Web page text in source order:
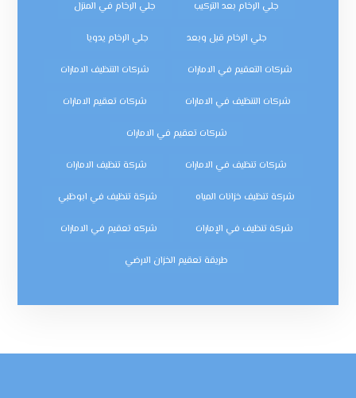
جلي الرخام بعد التركيب جلي الرخام في المنزل
جلي الرخام قبل وبعد جلي الرخام يدويا
شركات التعقيم في الامارات شركات التنظيف الامارات
شركات التنظيف في الامارات شركات تعقيم الامارات
شركات تعقيم في الامارات
شركات تنظيف في الامارات شركة تنظيف الامارات
شركة تنظيف خزانات المياه شركة تنظيف في ابوظبي
شركة تنظيف في الإمارات شركه تعقيم في الامارات
طريقة تعقيم الخزان الارضي